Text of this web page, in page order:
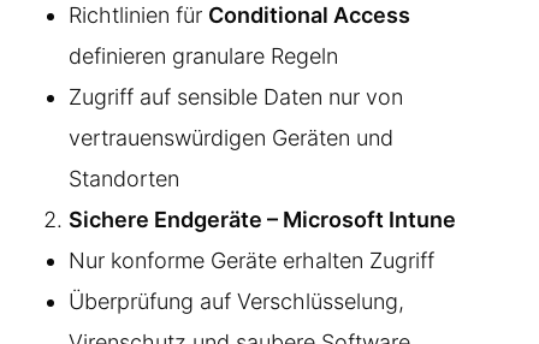
Richtlinien für Conditional Access
definieren granulare Regeln
Zugriff auf sensible Daten nur von
vertrauenswürdigen Geräten und
Standorten
Sichere Endgeräte – Microsoft Intune
Nur konforme Geräte erhalten Zugriff
Überprüfung auf Verschlüsselung,